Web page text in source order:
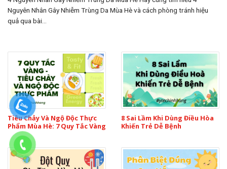
Nguyên Nhân Gây Nhiễm Trùng Da Mùa Hè và cách phòng tránh hiệu
quả qua bài...
Tiêu Chảy Và Ngộ Độc Thực
Phẩm Mùa Hè: 7 Quy Tắc Vàng
8 Sai Lầm Khi Dùng Điều Hòa
Khiến Trẻ Dễ Bệnh